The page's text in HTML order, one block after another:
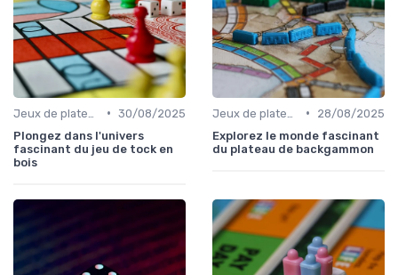
• 30/08/2025
Plongez dans l'univers
fascinant du jeu de tock en
bois
•
28/08/2025
Explorez le monde fascinant
du plateau de backgammon